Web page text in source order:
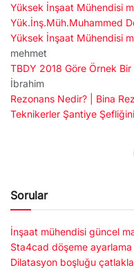
Yüksek İnşaat Mühendisi
Yük.İnş.Müh.Muhammed
Yüksek İnşaat Mühendisi
mehmet
TBDY 2018 Göre Örnek
İbrahim
Rezonans Nedir? | Bina
Teknikerler Şantiye Şefliğini
Sorular
İnşaat mühendisi güncel
Sta4cad döşeme ayarlama
Dilatasyon boşluğu